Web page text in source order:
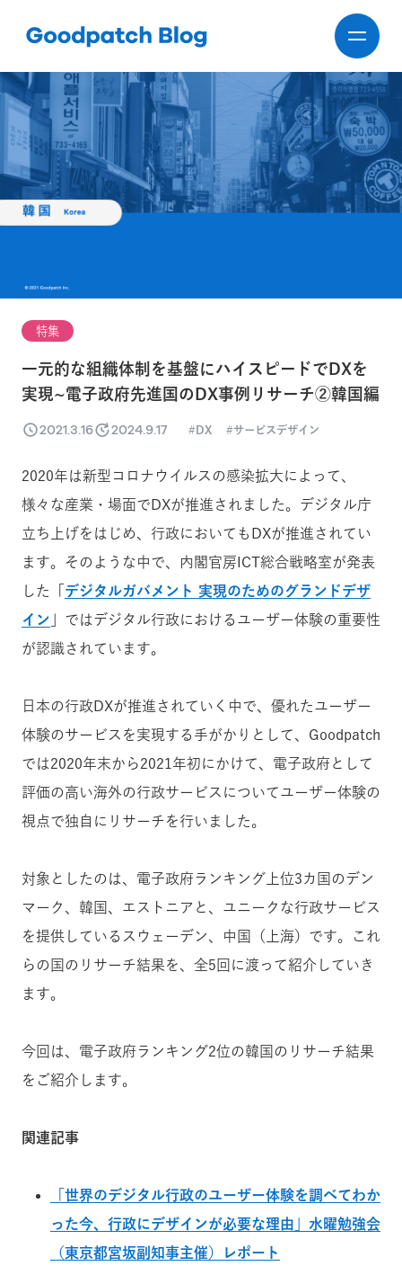
特集
一元的な組織体制を基盤にハイスピードでDXを
実現~電子政府先進国のDX事例リサーチ②韓国編
2021.3.16 2024.9.17 DX サービスデザイン
2020年は新型コロナウイルスの感染拡大によって、
様々な産業・場面でDXが推進されました。デジタル庁
立ち上げをはじめ、行政においてもDXが推進されてい
ます。そのような中で、内閣官房ICT総合戦略室が発表
した「 デジタルガバメント 実現のためのグランドデザ
イン
」ではデジタル行政におけるユーザー体験の重要性
が認識されています。
日本の行政DXが推進されていく中で、優れたユーザー
体験のサービスを実現する手がかりとして、Goodpatch
では2020年末から2021年初にかけて、電子政府として
評価の高い海外の行政サービスについてユーザー体験の
視点で独自にリサーチを行いました。
対象としたのは、電子政府ランキング上位3カ国のデン
マーク、韓国、エストニアと、ユニークな行政サービス
を提供しているスウェーデン、中国（上海）です。これ
らの国のリサーチ結果を、全5回に渡って紹介していき
ます。
今回は、電子政府ランキング2位の韓国のリサーチ結果
をご紹介します。
関連記事
「世界のデジタル行政のユーザー体験を調べてわか
った今、行政にデザインが必要な理由」水曜勉強会
（東京都宮坂副知事主催）レポート